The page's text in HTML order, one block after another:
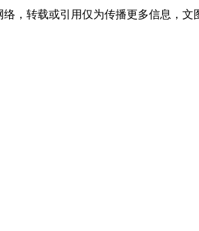
，转载或引用仅为传播更多信息，